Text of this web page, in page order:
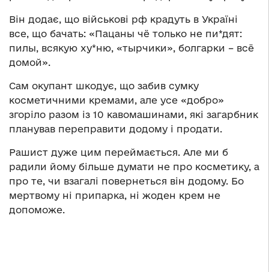
Він додає, що військові рф крадуть в Україні
все, що бачать: «Пацаны чё только не пи*дят:
пилы, всякую ху*ню, «тырчики», болгарки – всё
домой».
Сам окупант шкодує, що забив сумку
косметичними кремами, але усе «добро»
згоріло разом із 10 кавомашинами, які загарбник
планував переправити додому і продати.
Рашист дуже цим переймається. Але ми б
радили йому більше думати не про косметику, а
про те, чи взагалі повернеться він додому. Бо
мертвому ні припарка, ні жоден крем не
допоможе.